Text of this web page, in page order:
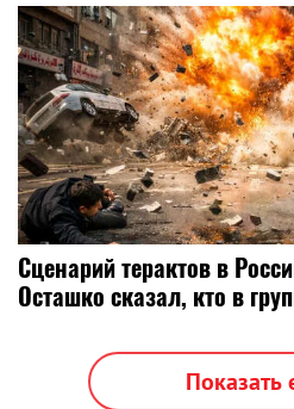
Сценарий терактов в
Осташко сказал, кто в
Показать